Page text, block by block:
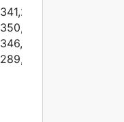
341,21132
350,90946
346,26653
289,67082